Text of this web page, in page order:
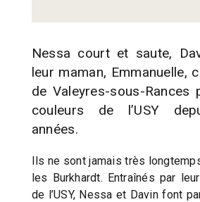
Nessa court et saute,
leur maman, Emmanuelle,
de Valeyres-sous-Rances
couleurs de l’USY
années.
Ils ne sont jamais très
les Burkhardt. Entraînés par
de l’USY, Nessa et Davin font